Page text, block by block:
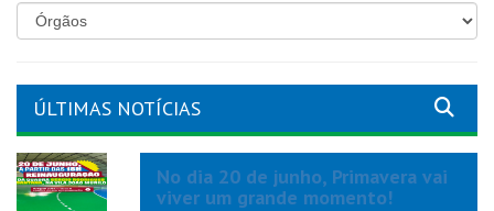
ÚLTIMAS NOTÍCIAS
No dia 20 de junho, Primavera vai
viver um grande momento!